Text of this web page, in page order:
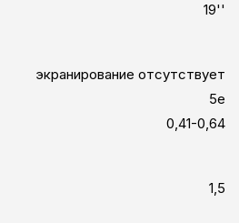
19''
экранирование отсутствует
5e
0,41-0,64
1,5